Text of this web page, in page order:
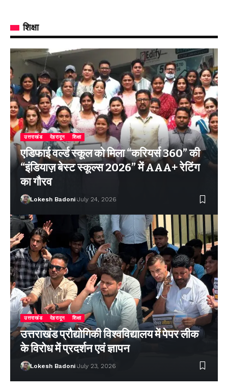
शिक्षा
उत्तराखंड देहरादून शिक्षा
एडिफाई वर्ल्ड स्कूल को मिला “करियर्स 360” की
“इंडियाज़ बेस्ट स्कूल्स 2026” में AAA+ रेटिंग
का गौरव
Lokesh Badoni July 24, 2026
उत्तराखंड देहरादून शिक्षा
उत्तराखंड प्रौद्योगिकी विश्वविद्यालय में पेपर लीक
के विरोध में प्रदर्शन एवं ज्ञापन
Lokesh Badoni July 23, 2026